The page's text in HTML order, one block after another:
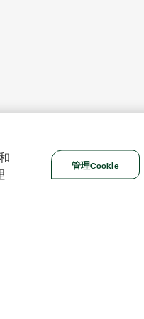
管理Cookie